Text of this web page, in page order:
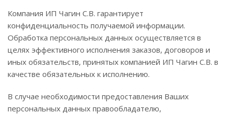
Компания ИП Чагин С.В. гарантирует
конфиденциальность получаемой информации.
Обработка персональных данных осуществляется в
целях эффективного исполнения заказов, договоров и
иных обязательств, принятых компанией ИП Чагин С.В. в
качестве обязательных к исполнению.
В случае необходимости предоставления Ваших
персональных данных правообладателю,